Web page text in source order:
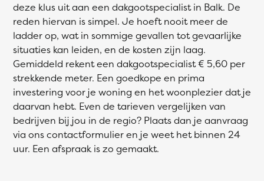
deze klus uit aan een dakgootspecialist in Balk. De
reden hiervan is simpel. Je hoeft nooit meer de
ladder op, wat in sommige gevallen tot gevaarlijke
situaties kan leiden, en de kosten zijn laag.
Gemiddeld rekent een dakgootspecialist € 5,60 per
strekkende meter. Een goedkope en prima
investering voor je woning en het woonplezier dat je
daarvan hebt. Even de tarieven vergelijken van
bedrijven bij jou in de regio? Plaats dan je aanvraag
via ons contactformulier en je weet het binnen 24
uur. Een afspraak is zo gemaakt.